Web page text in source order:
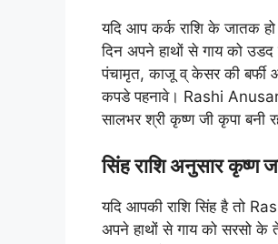
यदि आप कर्क राशि के जातक
दिन अपने हाथों से गाय को
पंचामृत, काजू व् केसर की बर्फी
कपडे पहनावे। Rashi
सालभर श्री कृष्ण जी कृपा बनी
सिंह राशि अनुसार कृष्ण
यदि आपकी राशि सिंह है तो
अपने हाथों से गाय को सरसो के